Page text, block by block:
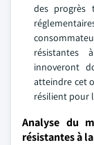
des progrès
résistantes
innoveront
atteindre cet
résilient pour
Analyse du
résistantes à